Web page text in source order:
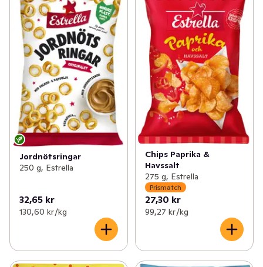
Jordnötsringar
250 g, Estrella
32,65 kr
130,60 kr /kg
Chips Paprika &
Havssalt
275 g, Estrella
Prismatch
27,30 kr
99,27 kr /kg